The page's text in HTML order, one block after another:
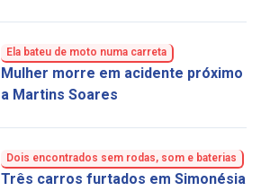
Ela bateu de moto numa carreta
Mulher morre em acidente próximo
a Martins Soares
Dois encontrados sem rodas, som e baterias
Três carros furtados em Simonésia